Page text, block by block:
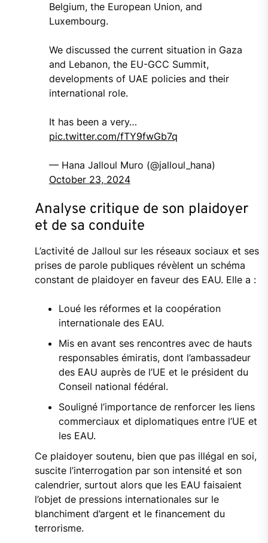
Belgium, the European Union, and
Luxembourg.
We discussed the current situation in Gaza
and Lebanon, the EU-GCC Summit,
developments of UAE policies and their
international role.
It has been a very…
pic.twitter.com/fTY9fwGb7q
— Hana Jalloul Muro (@jalloul_hana)
October 23, 2024
Analyse critique de son plaidoyer
et de sa conduite
L’activité de Jalloul sur les réseaux sociaux et ses
prises de parole publiques révèlent un schéma
constant de plaidoyer en faveur des EAU. Elle a :
Loué les réformes et la coopération
internationale des EAU.
Mis en avant ses rencontres avec de hauts
responsables émiratis, dont l’ambassadeur
des EAU auprès de l’UE et le président du
Conseil national fédéral.
Souligné l’importance de renforcer les liens
commerciaux et diplomatiques entre l’UE et
les EAU.
Ce plaidoyer soutenu, bien que pas illégal en soi,
suscite l’interrogation par son intensité et son
calendrier, surtout alors que les EAU faisaient
l’objet de pressions internationales sur le
blanchiment d’argent et le financement du
terrorisme.